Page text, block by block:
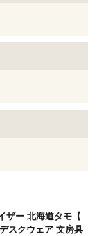
ザー 北海道タモ【
スクウェア 文房具